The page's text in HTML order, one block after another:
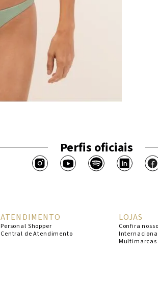
Perfis oficiais
ATENDIMENTO
Personal Shopper
Central de Atendimento
LOJAS
Confira
Multimarcas